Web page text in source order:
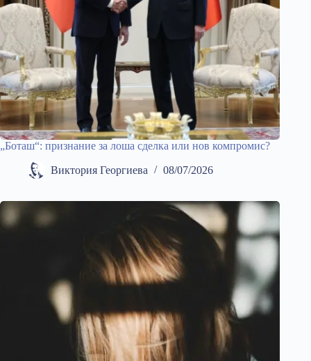
„Боташ“: признание за лоша сделка или нов компромис?
Виктория Георгиева 08/07/2026